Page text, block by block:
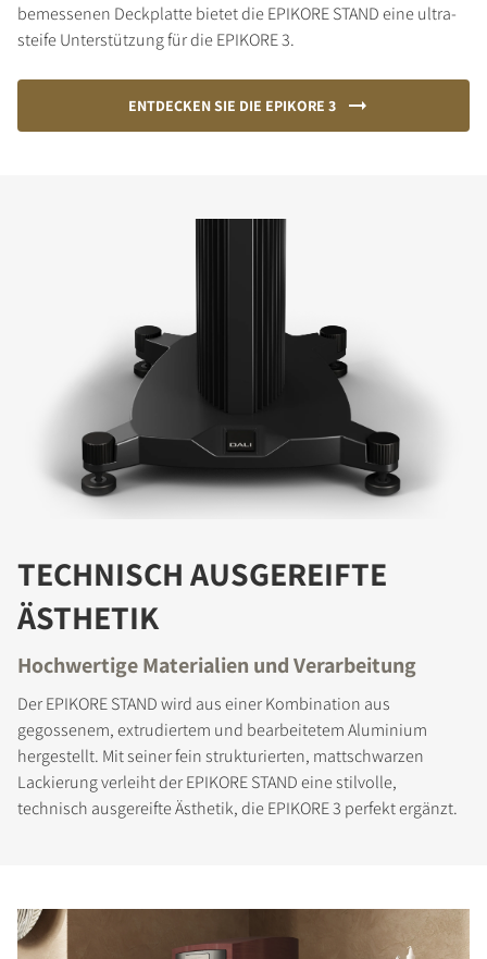
bemessenen Deckplatte bietet die EPIKORE STAND eine ultra-
steife Unterstützung für die EPIKORE 3.
ENTDECKEN SIE DIE EPIKORE 3
TECHNISCH AUSGEREIFTE
ÄSTHETIK
Hochwertige Materialien und Verarbeitung
Der EPIKORE STAND wird aus einer Kombination aus
gegossenem, extrudiertem und bearbeitetem Aluminium
hergestellt. Mit seiner fein strukturierten, mattschwarzen
Lackierung verleiht der EPIKORE STAND eine stilvolle,
technisch ausgereifte Ästhetik, die EPIKORE 3 perfekt ergänzt.